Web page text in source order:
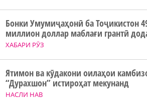
ХАБАРИ РӮЗ
Бонки Умумиҷаҳонӣ ба Тоҷикистон
миллион доллар маблағи грантӣ
НАСЛИ НАВ
Ятимон ва кӯдакони оилаҳои
“Дурахшон” истироҳат мекунанд